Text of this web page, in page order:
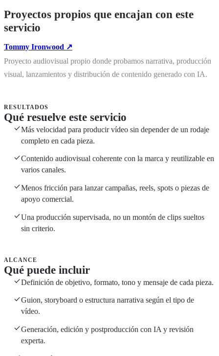
Proyectos propios que encajan con este
servicio
Tommy Ironwood ↗
Proyecto audiovisual propio donde probamos narrativa, producción
visual, lanzamientos y distribución de contenido generado con IA.
RESULTADOS
Qué resuelve este servicio
Más velocidad para producir vídeo sin depender de un rodaje
completo en cada pieza.
Contenido audiovisual coherente con la marca y reutilizable en
varios canales.
Menos fricción para lanzar campañas, reels, spots o piezas de
apoyo comercial.
Una producción supervisada, no un montón de clips sueltos
sin criterio.
ALCANCE
Qué puede incluir
Definición de objetivo, formato, tono y mensaje de cada pieza.
Guion, storyboard o estructura narrativa según el tipo de
vídeo.
Generación, edición y postproducción con IA y revisión
experta.